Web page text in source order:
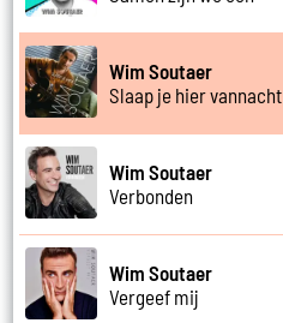
Wim Soutaer
Slaap je hier vannacht
Wim Soutaer
Verbonden
Wim Soutaer
Vergeef mij